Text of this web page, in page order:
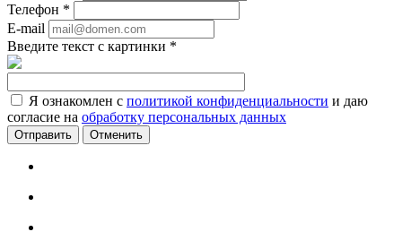
Телефон *
E-mail
Введите текст с картинки *
Я ознакомлен с политикой конфиденциальности и даю
согласие на обработку персональных данных
Отменить